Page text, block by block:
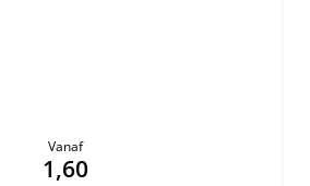
Vanaf
1,60